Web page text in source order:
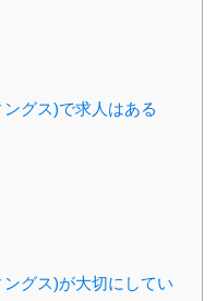
グス)で求人はある
グス)が大切にしてい